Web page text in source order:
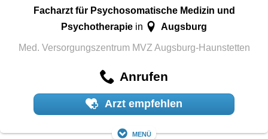
Facharzt für Psychosomatische Medizin und
Psychotherapie in Augsburg
Med. Versorgungszentrum MVZ Augsburg-Haunstetten
Anrufen
Arzt empfehlen
Menü